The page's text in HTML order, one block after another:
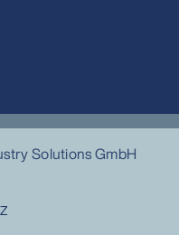
Solutions GmbH